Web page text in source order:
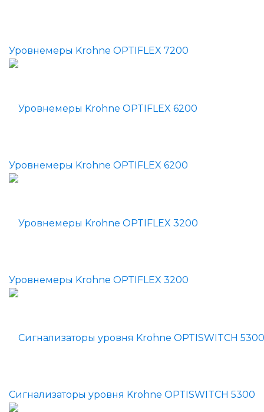
Уровнемеры Krohne OPTIFLEX 7200
Уровнемеры Krohne OPTIFLEX 6200
Уровнемеры Krohne OPTIFLEX 3200
Сигнализаторы уровня Krohne OPTISWITCH 5300